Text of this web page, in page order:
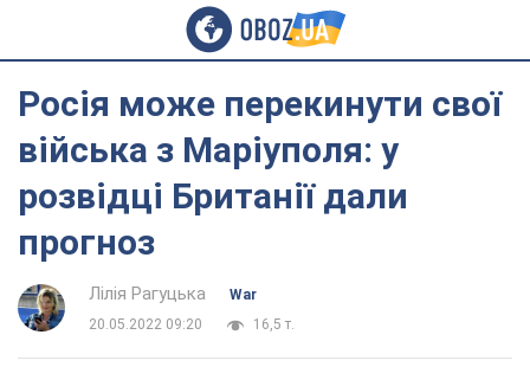
Росія може перекинути свої
війська з Маріуполя: у
розвідці Британії дали
прогноз
Лілія Рагуцька
War
20.05.2022 09:20
16,5 т.